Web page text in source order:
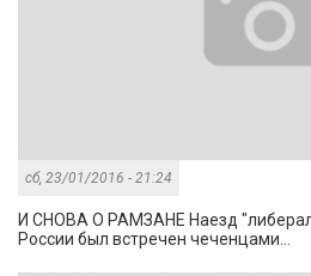
сб, 23/01/2016 - 21:24
И СНОВА О РАМЗАНЕ Наезд
России был встречен чеченцами...